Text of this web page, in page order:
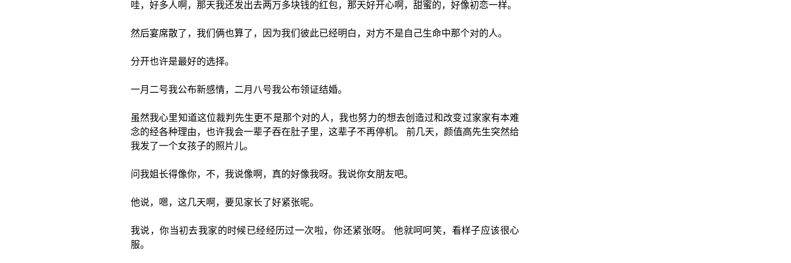
哇，好多人啊，那天我还发出去两万多块钱的红包，那天好开心啊，甜蜜的，好像初恋一样。
然后宴席散了，我们俩也算了，因为我们彼此已经明白，对方不是自己生命中那个对的人。
分开也许是最好的选择。
一月二号我公布新感情，二月八号我公布领证结婚。
虽然我心里知道这位裁判先生更不是那个对的人，我也努力的想去创造过和改变过家家有本难
念的经各种理由，也许我会一辈子吞在肚子里，这辈子不再停机。 前几天，颜值高先生突然给
我发了一个女孩子的照片儿。
问我姐长得像你，不，我说像啊，真的好像我呀。我说你女朋友吧。
他说，嗯，这几天啊，要见家长了好紧张呢。
我说，你当初去我家的时候已经经历过一次啦，你还紧张呀。 他就呵呵笑，看样子应该很心
服。